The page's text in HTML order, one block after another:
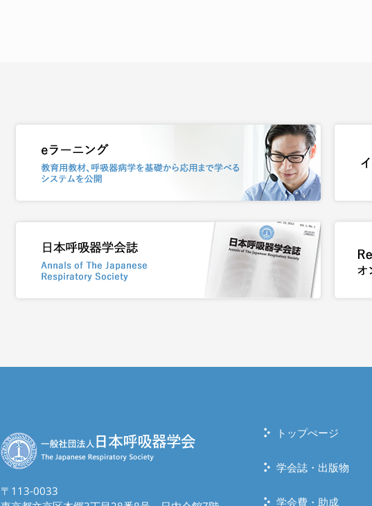
〒113-0033
トップぺージ
学会誌・出版物
学会費・助成